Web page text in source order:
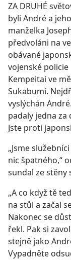
ZA DRUHÉ
byli André a jeho
manželka
předvoláni na
obávané
vojenské policie
Kempeitai ve
Sukabumi.
vyslýchán
padaly jedna za
Jste proti
„Jsme
nic špatného,“
sundal ze stěny
„A co když tě
na stůl a začal
Nakonec se
řekl. Pak si
stejně jako
Vypadněte